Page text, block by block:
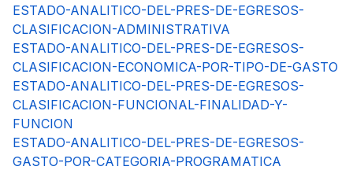
ESTADO-ANALITICO-DEL-PRES-DE-EGRESOS-
CLASIFICACION-ADMINISTRATIVA
ESTADO-ANALITICO-DEL-PRES-DE-EGRESOS-
CLASIFICACION-ECONOMICA-POR-TIPO-DE-GASTO
ESTADO-ANALITICO-DEL-PRES-DE-EGRESOS-
CLASIFICACION-FUNCIONAL-FINALIDAD-Y-
FUNCION
ESTADO-ANALITICO-DEL-PRES-DE-EGRESOS-
GASTO-POR-CATEGORIA-PROGRAMATICA